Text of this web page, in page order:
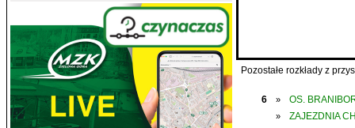
Pozostałe rozkłady z
6 » OS.
» ZAJEZDNIA